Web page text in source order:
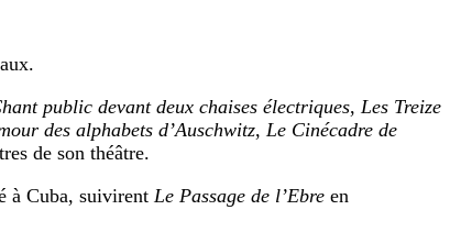
public devant deux chaises électriques, Les Treize
des alphabets d’Auschwitz, Le Cinécadre de
de son théâtre.
à Cuba, suivirent Le Passage de l’Ebre en